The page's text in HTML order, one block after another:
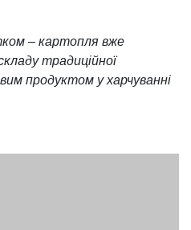
– картопля вже
традиційної
продуктом у харчуванні